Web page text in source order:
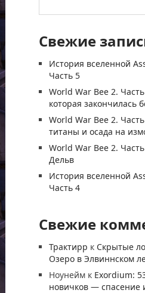
Свежие
История вселенной
Часть 5
World War Bee 2.
которая закончилась
World War Bee 2.
титаны и осада на
World War Bee 2.
Дельв
История вселенной
Часть 4
Свежие
Трактирр к Скрытые
Озеро в Элвиннском
Ноунейм к Exordium:
новичков — спасение